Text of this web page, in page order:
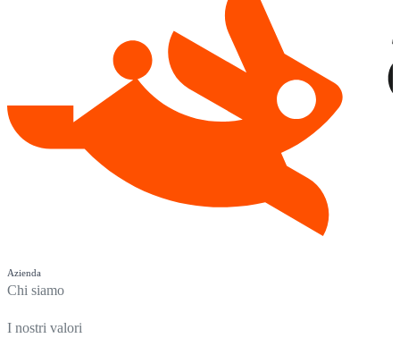
Azienda
Chi siamo
I nostri valori